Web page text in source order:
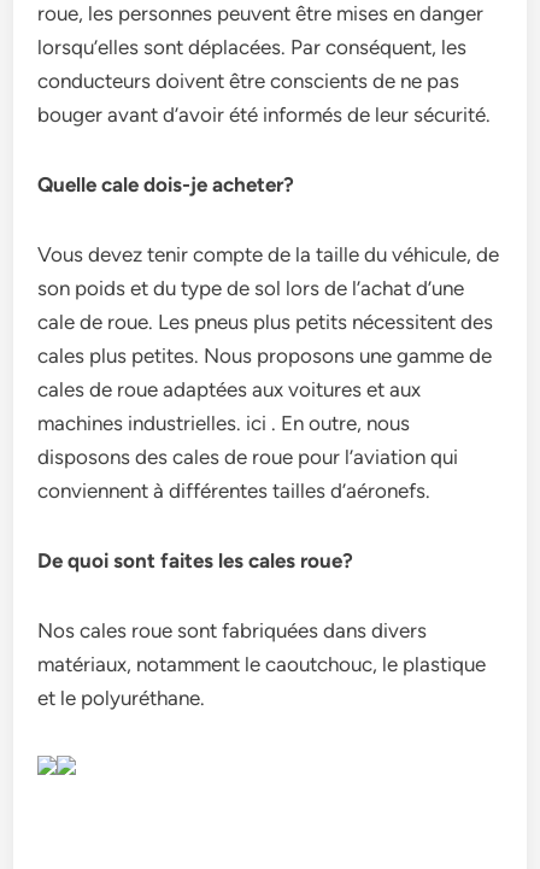
roue, les personnes peuvent être mises en danger
lorsqu’elles sont déplacées. Par conséquent, les
conducteurs doivent être conscients de ne pas
bouger avant d’avoir été informés de leur sécurité.
Quelle cale dois-je acheter?
Vous devez tenir compte de la taille du véhicule, de
son poids et du type de sol lors de l’achat d’une
cale de roue. Les pneus plus petits nécessitent des
cales plus petites. Nous proposons une gamme de
cales de roue adaptées aux voitures et aux
machines industrielles. ici . En outre, nous
disposons des cales de roue pour l’aviation qui
conviennent à différentes tailles d’aéronefs.
De quoi sont faites les cales roue?
Nos cales roue sont fabriquées dans divers
matériaux, notamment le caoutchouc, le plastique
et le polyuréthane.